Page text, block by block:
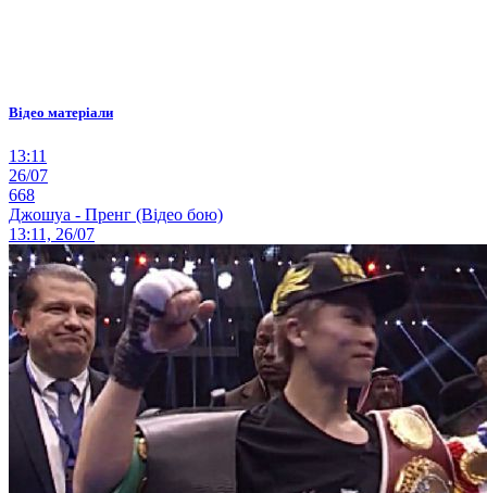
Відео матеріали
13:11
26/07
668
Джошуа - Пренг (Відео бою)
13:11, 26/07